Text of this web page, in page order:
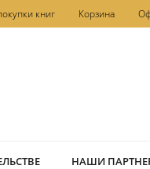
книг Корзина
НАШИ